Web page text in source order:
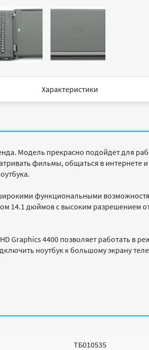
Характеристики
Модель прекрасно подойдет для
фильмы, общаться в интернете
функциональными
14.1 дюймов с высоким разрешением
Graphics 4400 позволяет работать в
ноутбук к большому экрану
ТБ010535